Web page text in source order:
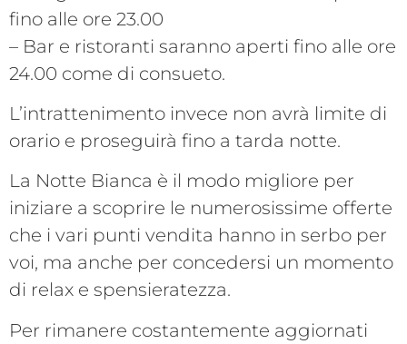
fino alle ore 23.00
– Bar e ristoranti saranno aperti fino alle ore
24.00 come di consueto.
L’intrattenimento invece non avrà limite di
orario e proseguirà fino a tarda notte.
La Notte Bianca è il modo migliore per
iniziare a scoprire le numerosissime offerte
che i vari punti vendita hanno in serbo per
voi, ma anche per concedersi un momento
di relax e spensieratezza.
Per rimanere costantemente aggiornati